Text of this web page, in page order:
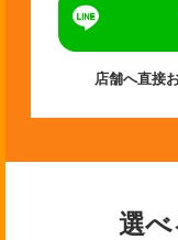
店舗へ直接
選べ